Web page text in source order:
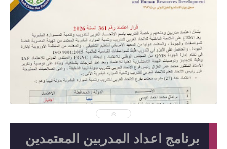
2026-06-15
abdelaalmaroof
شاهد الموضوع
برنامج اعداد المدربين المعتمدين